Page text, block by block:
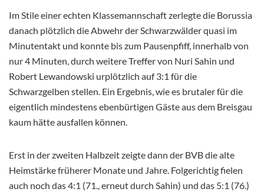
Im Stile einer echten Klassemannschaft zerlegte die Borussia
danach plötzlich die Abwehr der Schwarzwälder quasi im
Minutentakt und konnte bis zum Pausenpfiff, innerhalb von
nur 4 Minuten, durch weitere Treffer von Nuri Sahin und
Robert Lewandowski urplötzlich auf 3:1 für die
Schwarzgelben stellen. Ein Ergebnis, wie es brutaler für die
eigentlich mindestens ebenbürtigen Gäste aus dem Breisgau
kaum hätte ausfallen können.
Erst in der zweiten Halbzeit zeigte dann der BVB die alte
Heimstärke früherer Monate und Jahre. Folgerichtig fielen
auch noch das 4:1 (71., erneut durch Sahin) und das 5:1 (76.)